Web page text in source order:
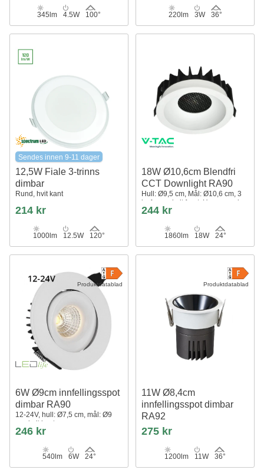
345lm 4.5W 100° 220lm 3W 36°
Sendes innen 9-11 dager
12,5W Fiale 3-trinns
dimbar
Rund, hvit kant
214 kr
1000lm 12.5W 120°
18W Ø10,6cm Blendfri
CCT Downlight RA90
Hull: Ø9,5 cm, Mål: Ø10,6 cm, 3
lysfarger, hvit front, Honeycomb
244 kr
1860lm 18W 24°
Produktdatablad
6W Ø9cm innfellingsspot
dimbar RA90
12-24V, hull: Ø7,5 cm, mål: Ø9
cm, hvit kant
246 kr
540lm 6W 24°
Produktdatablad
11W Ø8,4cm
innfellingsspot dimbar
RA92
Hull: Ø7,5 cm, Mål: Ø8,4 cm, Sort
reflektor, hvit kant
275 kr
1200lm 11W 36°